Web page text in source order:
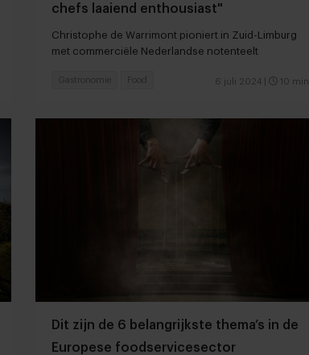
chefs laaiend enthousiast"
Christophe de Warrimont pioniert in Zuid-Limburg
met commerciële Nederlandse notenteelt
6 juli 2024 10 min
Gastronomie Food
Dit zijn de 6 belangrijkste thema’s in de
Europese foodservicesector